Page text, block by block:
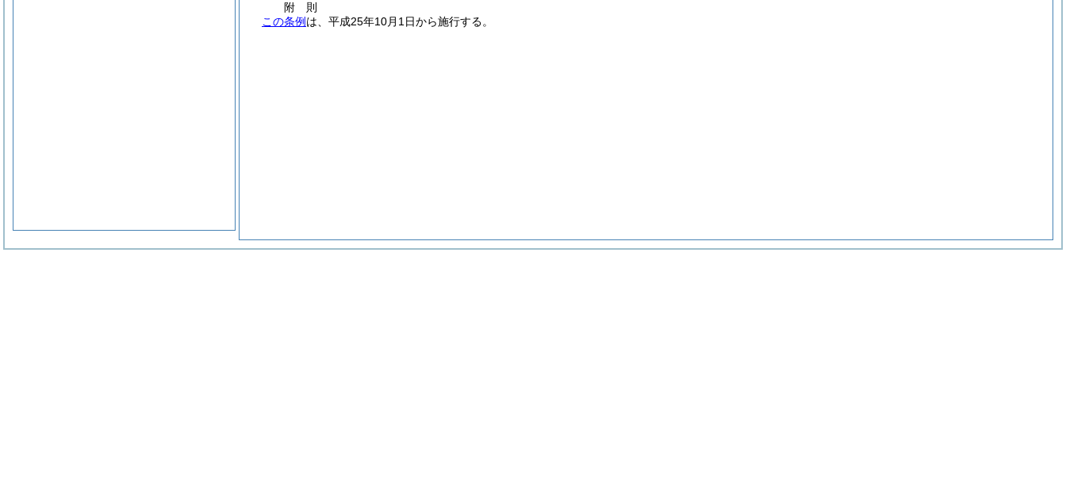
附 則
この条例 は、平成25年10月1日から施行する。